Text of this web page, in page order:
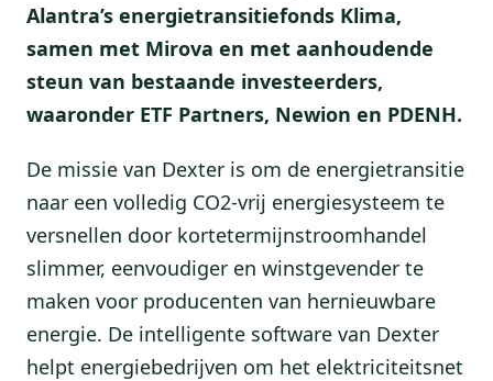
Alantra’s energietransitiefonds Klima,
samen met Mirova en met aanhoudende
steun van bestaande investeerders,
waaronder ETF Partners, Newion en PDENH.
De missie van Dexter is om de energietransitie
naar een volledig CO2-vrij energiesysteem te
versnellen door kortetermijnstroomhandel
slimmer, eenvoudiger en winstgevender te
maken voor producenten van hernieuwbare
energie. De intelligente software van Dexter
helpt energiebedrijven om het elektriciteitsnet